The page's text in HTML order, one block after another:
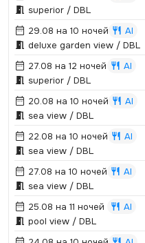
superior / DBL
29.08 на 10 ночей
AI
deluxe garden view / DBL
27.08 на 12 ночей
AI
superior / DBL
20.08 на 10 ночей
AI
sea view / DBL
22.08 на 10 ночей
AI
sea view / DBL
27.08 на 10 ночей
AI
sea view / DBL
25.08 на 11 ночей
AI
pool view / DBL